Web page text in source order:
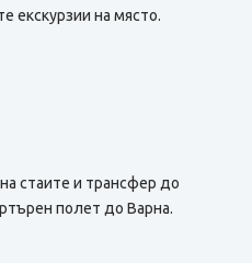
екскурзии на място.
стаите и трансфер до
полет до Варна.